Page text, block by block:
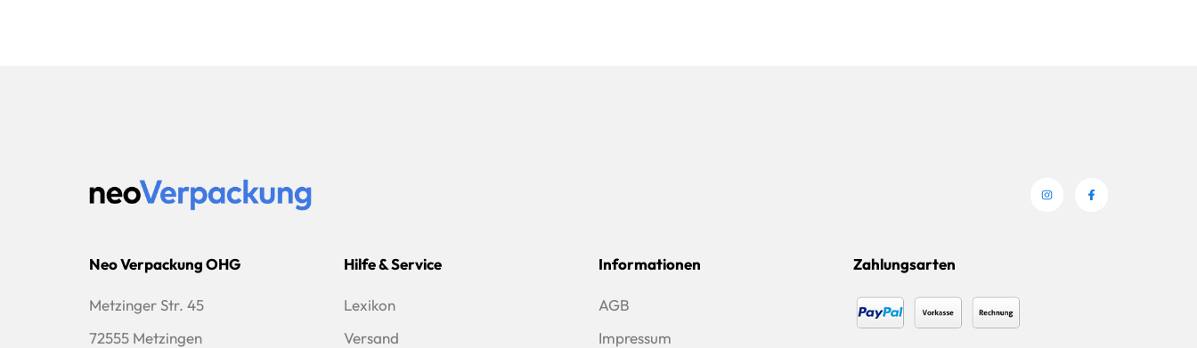
Neo Verpackung OHG
Metzinger Str. 45
72555 Metzingen
Hilfe & Service
Lexikon
Versand
Informationen
AGB
Impressum
Zahlungsarten